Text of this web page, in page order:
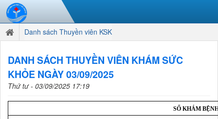
Danh sách Thuyền viên KSK
DANH SÁCH THUYỀN VIÊN KHÁM SỨC
KHỎE NGÀY 03/09/2025
Thứ tư - 03/09/2025 17:19
SỔ KHÁM